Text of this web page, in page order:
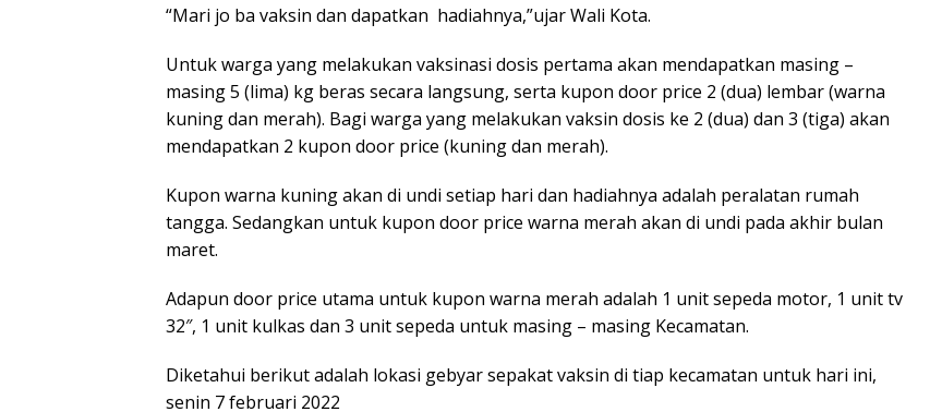
“Mari jo ba vaksin dan dapatkan hadiahnya,”ujar Wali Kota.
Untuk warga yang melakukan vaksinasi dosis pertama akan mendapatkan masing –
masing 5 (lima) kg beras secara langsung, serta kupon door price 2 (dua) lembar (warna
kuning dan merah). Bagi warga yang melakukan vaksin dosis ke 2 (dua) dan 3 (tiga) akan
mendapatkan 2 kupon door price (kuning dan merah).
Kupon warna kuning akan di undi setiap hari dan hadiahnya adalah peralatan rumah
tangga. Sedangkan untuk kupon door price warna merah akan di undi pada akhir bulan
maret.
Adapun door price utama untuk kupon warna merah adalah 1 unit sepeda motor, 1 unit tv
32″, 1 unit kulkas dan 3 unit sepeda untuk masing – masing Kecamatan.
Diketahui berikut adalah lokasi gebyar sepakat vaksin di tiap kecamatan untuk hari ini,
senin 7 februari 2022